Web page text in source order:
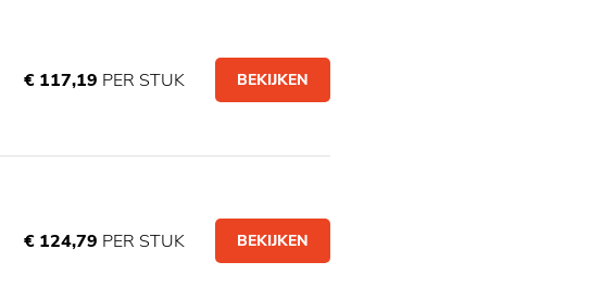
€ 117,19 PER STUK BEKIJKEN
€ 124,79 PER STUK BEKIJKEN